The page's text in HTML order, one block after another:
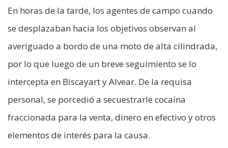
En horas de la tarde, los agentes de campo cuando
se desplazaban hacia los objetivos observan al
averiguado a bordo de una moto de alta cilindrada,
por lo que luego de un breve seguimiento se lo
intercepta en Biscayart y Alvear. De la requisa
personal, se porcedió a secuestrarle cocaína
fraccionada para la venta, dinero en efectivo y otros
elementos de interés para la causa.